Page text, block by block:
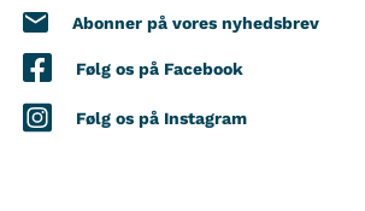
Abonner på vores nyhedsbrev
Følg os på Facebook
Følg os på Instagram